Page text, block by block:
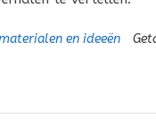
en ideeën